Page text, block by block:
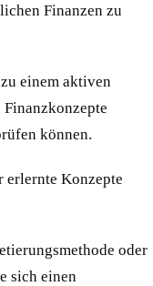
Finanzen zu
einem aktiven
können.
erlernte Konzepte
oder
sich einen